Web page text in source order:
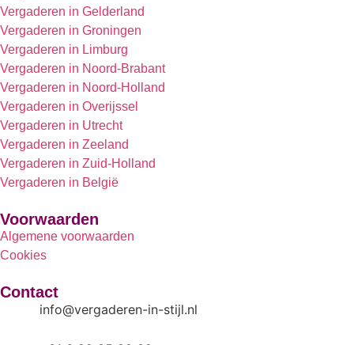
Vergaderen in Gelderland
Vergaderen in Groningen
Vergaderen in Limburg
Vergaderen in Noord-Brabant
Vergaderen in Noord-Holland
Vergaderen in Overijssel
Vergaderen in Utrecht
Vergaderen in Zeeland
Vergaderen in Zuid-Holland
Vergaderen in België
Voorwaarden
Algemene voorwaarden
Cookies
Contact
info@vergaderen-in-stijl.nl​